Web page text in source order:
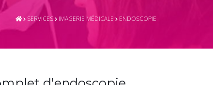
SERVICES IMAGERIE MÉDICALE ENDOSCOPIE